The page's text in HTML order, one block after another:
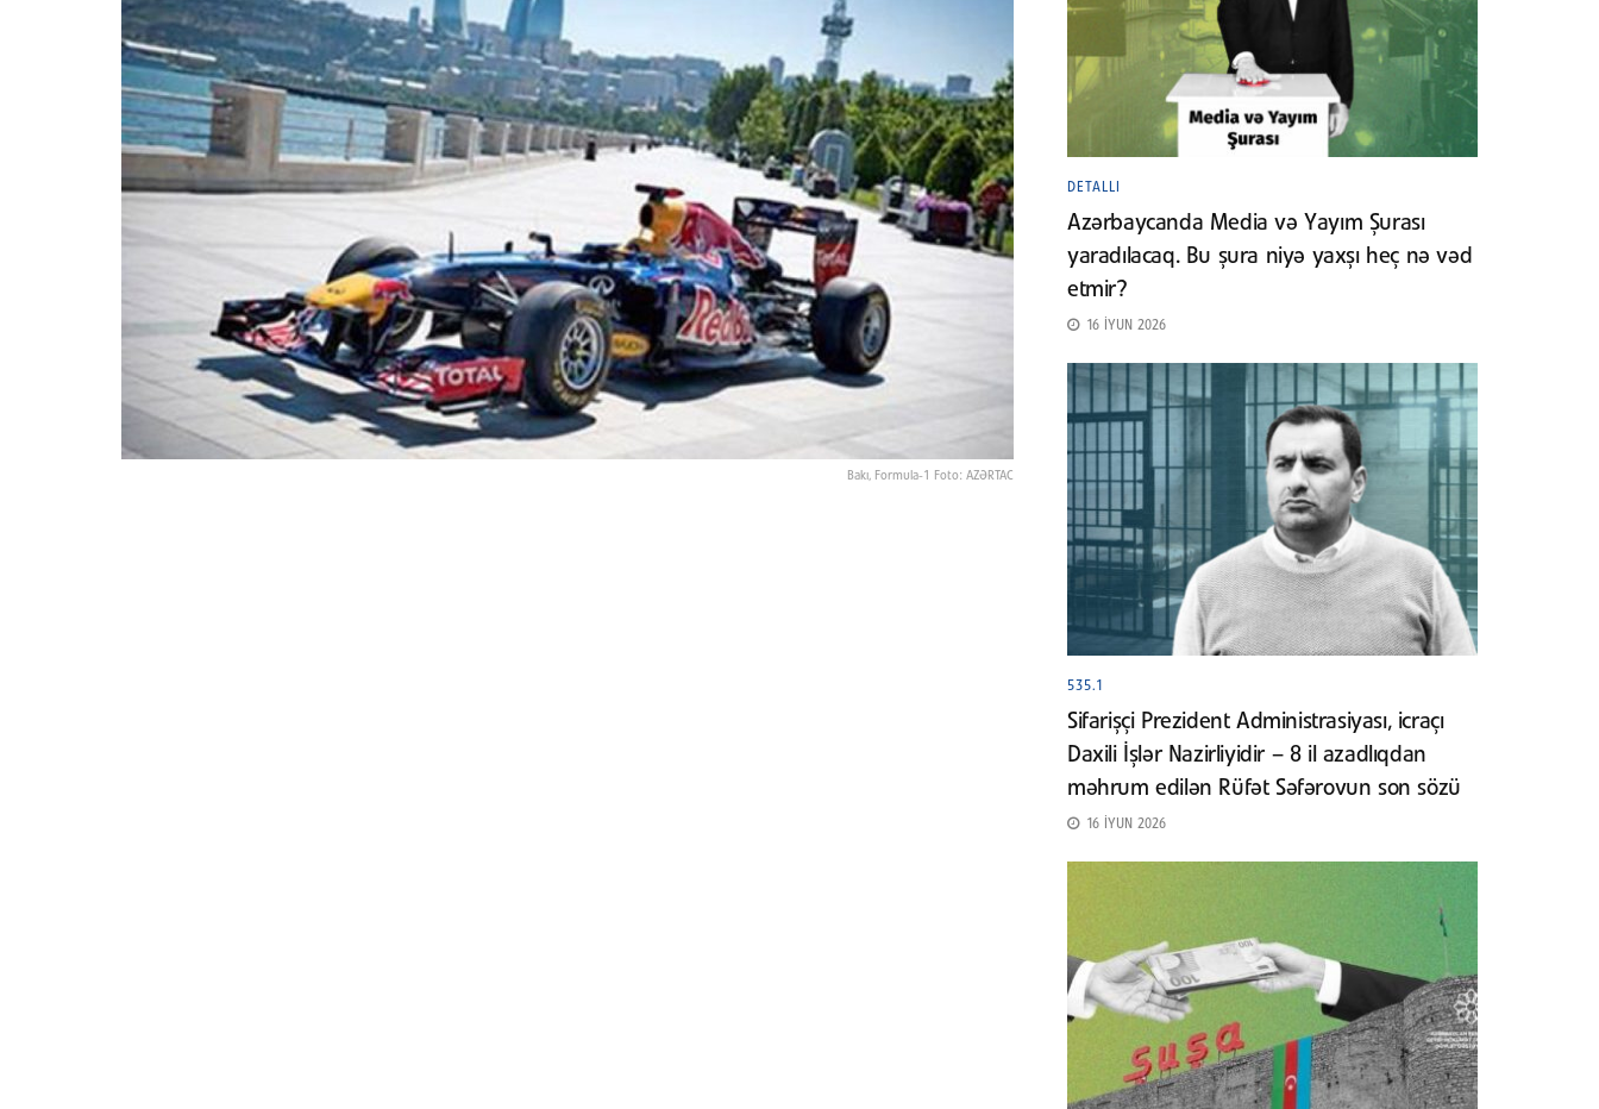
Bakı, Formula-1 Foto: AZƏRTAC
DETALLI
Azərbaycanda Media və Yayım Şurası
yaradılacaq. Bu şura niyə yaxşı heç nə vəd
etmir?
16 İYUN 2026
535.1
Sifarişçi Prezident Administrasiyası, icraçı
Daxili İşlər Nazirliyidir – 8 il azadlıqdan
məhrum edilən Rüfət Səfərovun son sözü
16 İYUN 2026